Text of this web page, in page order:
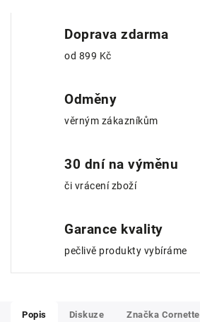
Doprava zdarma
od 899 Kč
Odměny
věrným zákazníkům
30 dní na výměnu
či vrácení zboží
Garance kvality
pečlivě produkty vybíráme
Popis Diskuze Značka Cornette